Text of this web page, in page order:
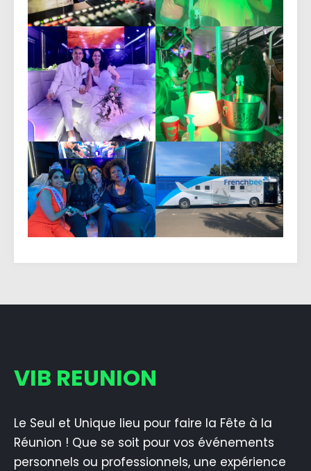
VIB REUNION
Le Seul et Unique lieu pour faire la Fête à la
Réunion ! Que se soit pour vos événements
personnels ou professionnels, une expérience